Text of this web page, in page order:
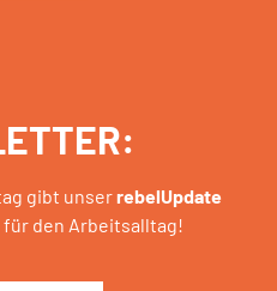
gibt unserrebelUpdate
den Arbeitsalltag!